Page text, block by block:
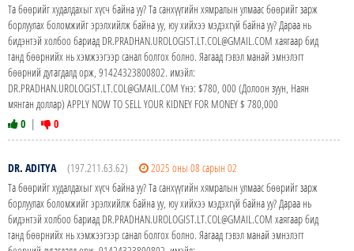
Та бөөрийг худалдахыг хүсч байна уу? Та санхүүгийн хямралын улмаас бөөрийг зарж
борлуулах боломжийг эрэлхийлж байна уу, юу хийхээ мэдэхгүй байна уу? Дараа нь
бидэнтэй холбоо бариад DR.PRADHAN.UROLOGIST.LT.COL@GMAIL.COM хаягаар бид
танд бөөрнийх нь хэмжээгээр санал болгох болно. Яагаад гэвэл манай эмнэлэгт
бөөрний дутагдалд орж, 91424323800802. имэйл:
DR.PRADHAN.UROLOGIST.LT.COL@GMAIL.COM Yнэ: $780, 000 (Долоон зуун, Наян
мянган доллар) APPLY NOW TO SELL YOUR KIDNEY FOR MONEY $ 780,000
0 | 0
DR. ADITYA (197.211.63.62)
2025 оны 08 сарын 02
Та бөөрийг худалдахыг хүсч байна уу? Та санхүүгийн хямралын улмаас бөөрийг зарж
борлуулах боломжийг эрэлхийлж байна уу, юу хийхээ мэдэхгүй байна уу? Дараа нь
бидэнтэй холбоо бариад DR.PRADHAN.UROLOGIST.LT.COL@GMAIL.COM хаягаар бид
танд бөөрнийх нь хэмжээгээр санал болгох болно. Яагаад гэвэл манай эмнэлэгт